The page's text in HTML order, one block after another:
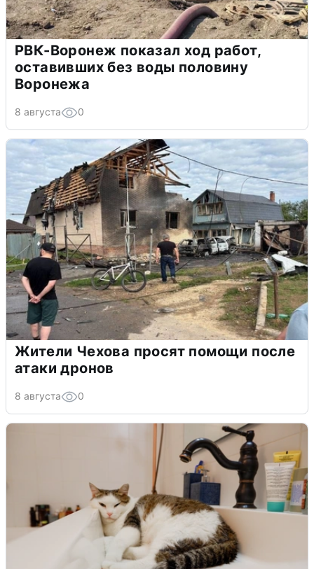
РВК-Воронеж показал ход работ,
оставивших без воды половину
Воронежа
8 августа 0
Жители Чехова просят помощи после
атаки дронов
8 августа 0